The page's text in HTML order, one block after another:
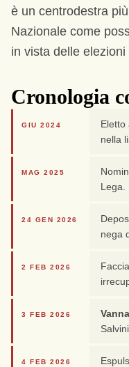
è un centrodestra
Nazionale come
in vista delle elezioni
Cronologia
GIU 2024
Eletto
nella
MAG 2025
Lega.
24 GEN 2026
nega
2 FEB 2026
3 FEB 2026
4 FEB 2026